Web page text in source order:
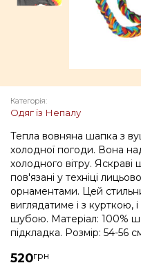
Категорія:
Одяг із Непалу
Тепла вовняна шапка з
холодної погоди. Вона
холодного вітру.
пов'язані у техніці
орнаментами. Цей
виглядатиме і з курткою, і
шубою. Матеріал: 100%
підкладка. Розмір: 54-56
520грн